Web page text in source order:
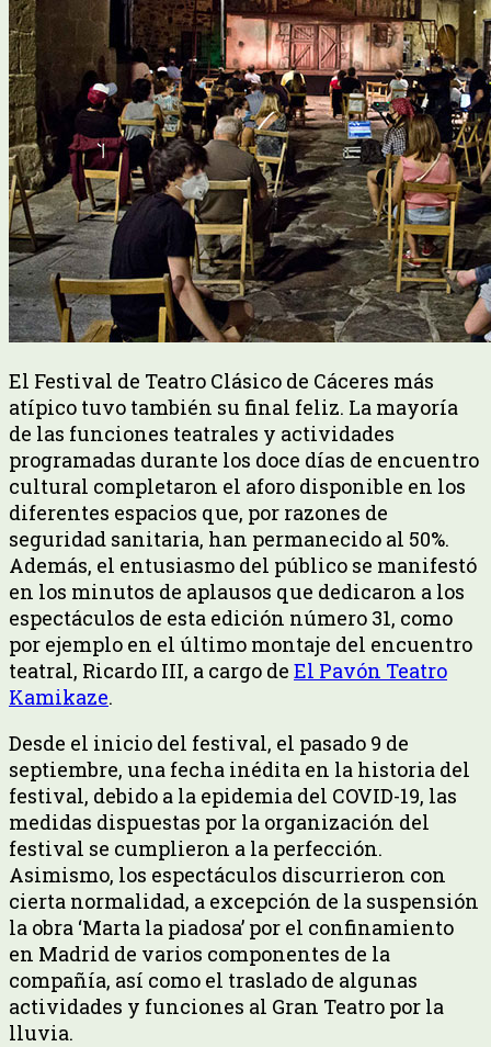
El Festival de Teatro Clásico de Cáceres más
atípico tuvo también su final feliz. La mayoría
de las funciones teatrales y actividades
programadas durante los doce días de encuentro
cultural completaron el aforo disponible en los
diferentes espacios que, por razones de
seguridad sanitaria, han permanecido al 50%.
Además, el entusiasmo del público se manifestó
en los minutos de aplausos que dedicaron a los
espectáculos de esta edición número 31, como
por ejemplo en el último montaje del encuentro
teatral, Ricardo III, a cargo de El Pavón Teatro
Kamikaze.
Desde el inicio del festival, el pasado 9 de
septiembre, una fecha inédita en la historia del
festival, debido a la epidemia del COVID-19, las
medidas dispuestas por la organización del
festival se cumplieron a la perfección.
Asimismo, los espectáculos discurrieron con
cierta normalidad, a excepción de la suspensión
la obra ‘Marta la piadosa’ por el confinamiento
en Madrid de varios componentes de la
compañía, así como el traslado de algunas
actividades y funciones al Gran Teatro por la
lluvia.